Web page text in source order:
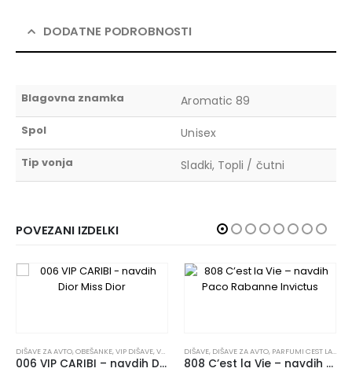
DODATNE PODROBNOSTI
Blagovna znamka Aromatic 89
Spol Unisex
Tip vonja Sladki, Topli / čutni
POVEZANI IZDELKI
DIŠAVE ZA AVTO,OBEŠANKE,VIP DIŠAVE,VSI IZDELKI
006 VIP CARIBI – navdih Dior Miss Dior
DIŠAVE, DIŠAVE ZA AVTO, PARFUMI CEST LA VIE
808 C’est la Vie – navdih Paco Rabanne Invictus